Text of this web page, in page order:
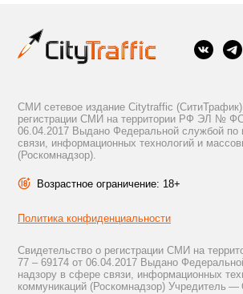
СМИ сетевое издание Citytraffic
регистрации СМИ на территории РФ ЭЛ №
06.04.2017 Выдано Федеральной службой по
связи, информационных технологий и
(Роскомнадзор).
Возрастное ограничение: 18+
Политика конфиденциальности
Свидетельство о регистрации СМИ на
77 – 69174 от 06.04.2017 Выдано
надзору в сфере связи, информационных
коммуникаций (Роскомнадзор) Учредитель